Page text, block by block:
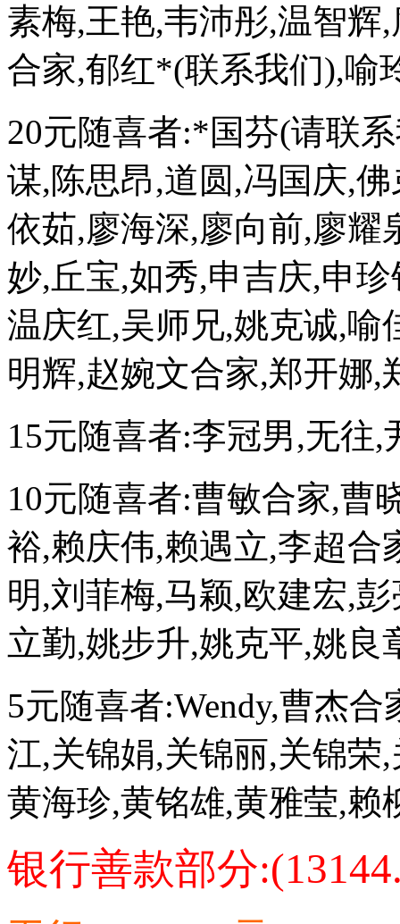
素梅,王艳,韦沛彤,温智辉
合家,郁红*(联系我们),喻
20元随喜者:*国芬(请联
谋,陈思昂,道圆,冯国庆,
依茹,廖海深,廖向前,廖耀
妙,丘宝,如秀,申吉庆,申
温庆红,吴师兄,姚克诚,喻
明辉,赵婉文合家,郑开娜,
15元随喜者:李冠男,无往,
10元随喜者:曹敏合家,曹
裕,赖庆伟,赖遇立,李超合
明,刘菲梅,马颖,欧建宏,
立勤,姚步升,姚克平,姚良
5元随喜者:Wendy,曹杰
江,关锦娟,关锦丽,关锦荣
黄海珍,黄铭雄,黄雅莹,赖
银行善款部分